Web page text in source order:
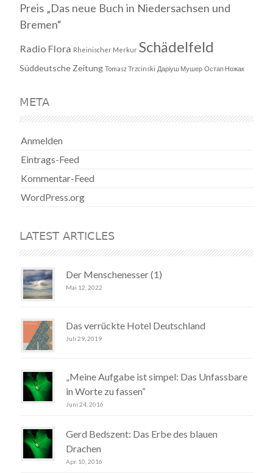
Preis „Das neue Buch in Niedersachsen und
Bremen“
Radio Flora Rheinischer Merkur Schädelfeld
Süddeutsche Zeitung Tomasz Trzcinski Даріуш Мушер Остап Ножак
META
Anmelden
Eintrags-Feed
Kommentar-Feed
WordPress.org
LATEST ARTICLES
Der Menschenesser (1)
Mai 12, 2022
Das verrückte Hotel Deutschland
Juli 29, 2019
„Meine Aufgabe ist simpel: Das Unfassbare
in Worte zu fassen“
Juni 24, 2016
Gerd Bedszent: Das Erbe des blauen
Drachen
Apr. 10, 2016